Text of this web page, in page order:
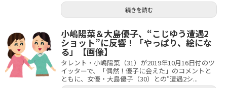
続きを読む
小嶋陽菜＆大島優子、“こじゆう遭遇2
ショット”に反響！「やっぱり、絵にな
る」【画像】
タレント・小嶋陽菜（31）が2019年10月16日付のツ
イッターで、「偶然！優子に会えた」のコメントと
ともに、女優・大島優子（30）との“遭遇2シ...